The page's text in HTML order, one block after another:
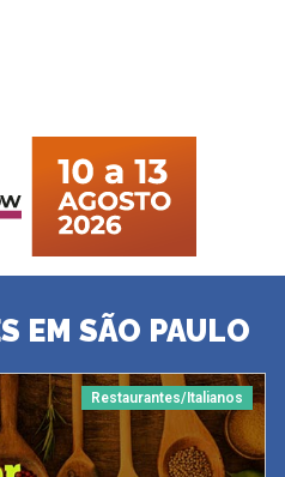
EM SÃO PAULO
Restaurantes/Italianos